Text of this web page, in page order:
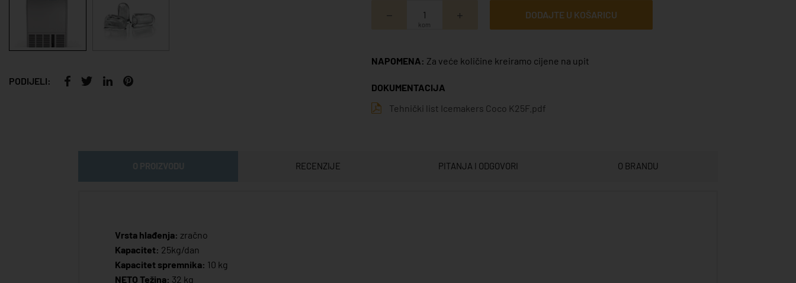
PODIJELI:
kom
DODAJTE U KOŠARICU
NAPOMENA: Za veće količine kreiramo cijene na upit
DOKUMENTACIJA
Tehnički list Icemakers Coco K25F.pdf
RECENZIJE PITANJA I ODGOVORI O BRANDU
Vrsta hlađenja: zračno
Kapacitet: 25kg/dan
Kapacitet spremnika: 10 kg
NETO Težina: 32 kg